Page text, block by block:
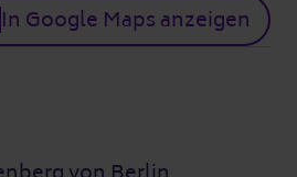
In Google Maps anzeigen